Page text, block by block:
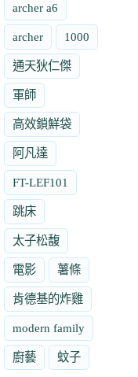
archer a6
archer 1000
通天狄仁傑
軍師
高效鎖鮮袋
阿凡達
FT-LEF101
跳床
太子松馥
電影 薯條
肯德基的炸雞
modern family
廚藝 蚊子